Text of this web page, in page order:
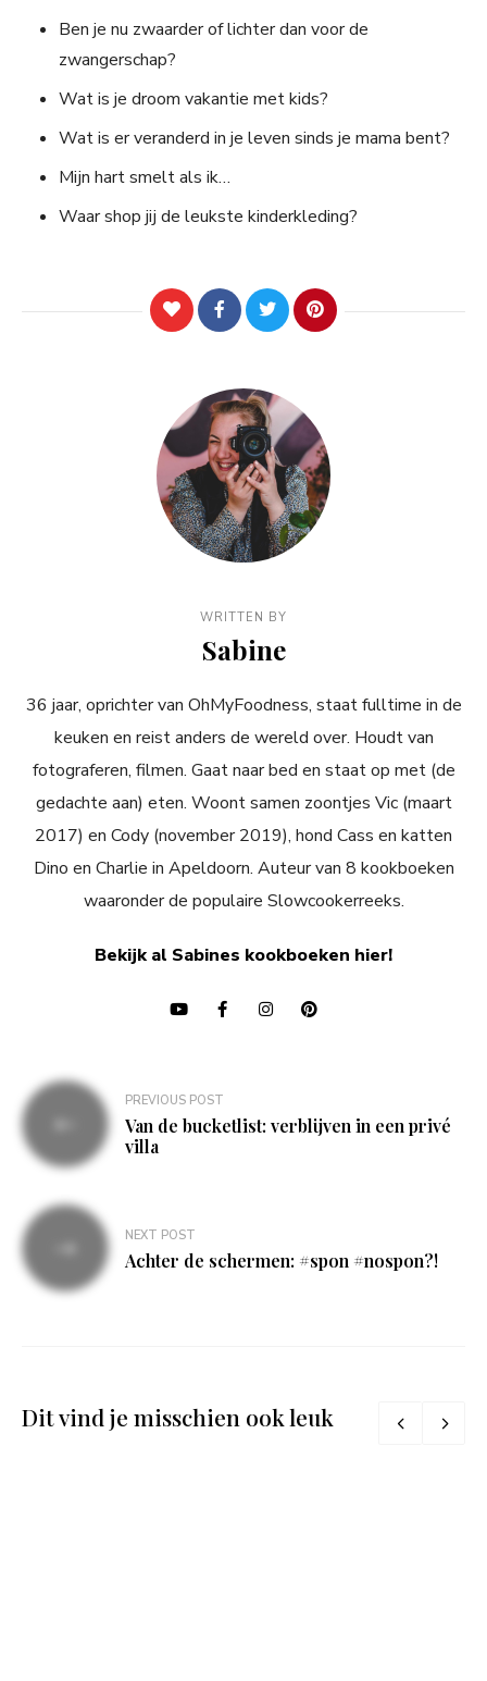
Ben je nu zwaarder of lichter dan voor de
zwangerschap?
Wat is je droom vakantie met kids?
Wat is er veranderd in je leven sinds je mama bent?
Mijn hart smelt als ik…
Waar shop jij de leukste kinderkleding?
WRITTEN BY
Sabine
36 jaar, oprichter van OhMyFoodness, staat fulltime in de
keuken en reist anders de wereld over. Houdt van
fotograferen, filmen. Gaat naar bed en staat op met (de
gedachte aan) eten. Woont samen zoontjes Vic (maart
2017) en Cody (november 2019), hond Cass en katten
Dino en Charlie in Apeldoorn. Auteur van 8 kookboeken
waaronder de populaire Slowcookerreeks.
Bekijk al Sabines kookboeken hier!
Bericht
navigatie
PREVIOUS POST
Van de bucketlist: verblijven in een privé
villa
NEXT POST
Achter de schermen: #spon #nospon?!
Dit vind je misschien ook leuk